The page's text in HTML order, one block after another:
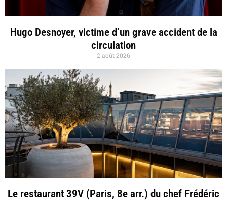
Hugo Desnoyer, victime d’un grave accident de la
circulation
2 août 2026
Le restaurant 39V (Paris, 8e arr.) du chef Frédéric